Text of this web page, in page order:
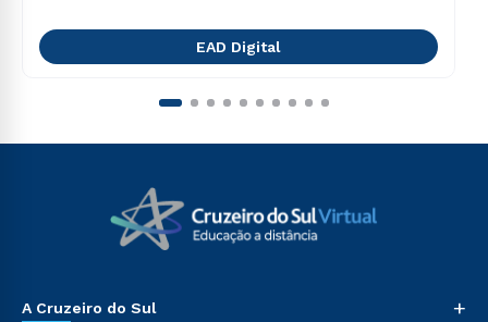
EAD Digital
A Cruzeiro do Sul +